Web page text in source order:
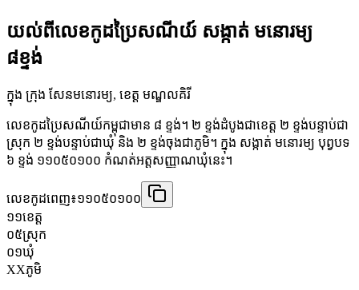
យល់ពីលេខកូដប្រៃសណីយ៍ សង្កាត់ មនោរម្យ
៨ខ្ទង់
ក្នុង ក្រុង សែនមនោរម្យ, ខេត្ត មណ្ឌលគិរី
លេខកូដប្រៃសណីយ៍កម្ពុជាមាន ៨ ខ្ទង់។ ២ ខ្ទង់ដំបូងជាខេត្ត ២ ខ្ទង់បន្ទាប់ជា
ស្រុក ២ ខ្ទង់បន្ទាប់ជាឃុំ និង ២ ខ្ទង់ចុងជាភូមិ។ ក្នុង សង្កាត់ មនោរម្យ បុព្វបទ
៦ ខ្ទង់ ១១០៥០១០០ កំណត់អត្តសញ្ញាណឃុំនេះ។
លេខកូដពេញ៖១១០៥០១០០
១១ខេត្ត
០៥ស្រុក
០១ឃុំ
XXភូមិ